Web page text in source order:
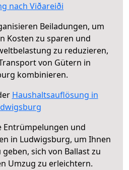
nach Viðareiði
Beiladungen, um
Kosten zu sparen und
zu reduzieren,
von Gütern in
kombinieren.
Haushaltsauflösung in
Entrümpelungen und
in Ludwigsburg, um Ihnen
sich von Ballast zu
Umzug zu erleichtern.